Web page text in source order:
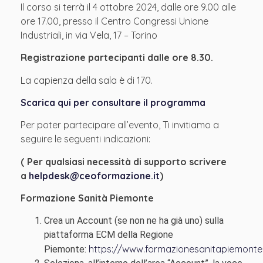
Il corso si terrà il 4 ottobre 2024, dalle ore 9.00 alle
ore 17.00, presso il Centro Congressi Unione
Industriali, in via Vela, 17 – Torino
Registrazione partecipanti dalle ore 8.30.
La capienza della sala è di 170.
Scarica qui per consultare il programma
Per poter partecipare all’evento, Ti invitiamo a
seguire le seguenti indicazioni:
( Per qualsiasi necessità di supporto scrivere
a helpdesk@ceoformazione.it)
Formazione Sanità Piemonte
Crea un Account (se non ne ha già uno) sulla
piattaforma ECM della Regione
Piemonte: https://